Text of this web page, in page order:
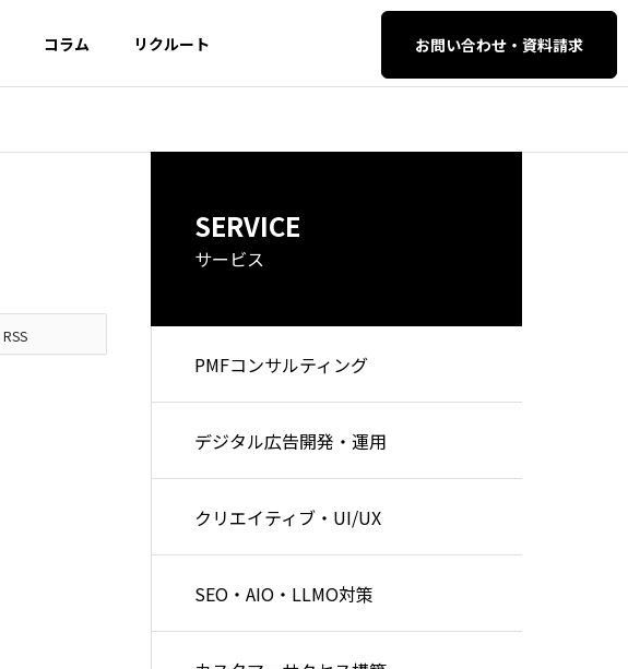
コラム リクルート
クリエイティブ・
CRM・AI自動化支
WEB開発・保守管
セマンティック検索とは？仕
今後のSEO・AI対策を徹底解
説
検索エンジン
お問い合わせ・資料請求
RSS
SERVICE
サービス
PMFコンサルティング
デジタル広告開発・運用
クリエイティブ・UI/UX
SEO・AIO・LLMO対策